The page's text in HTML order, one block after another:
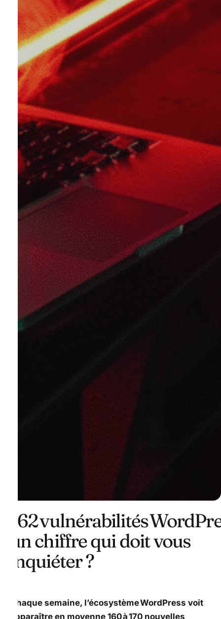
162 vulnérabilités
un chiffre qui doit vous
inquiéter ?
Chaque semaine, l’écosystème WordPress voit
apparaître en moyenne 160 à 170 nouvelles